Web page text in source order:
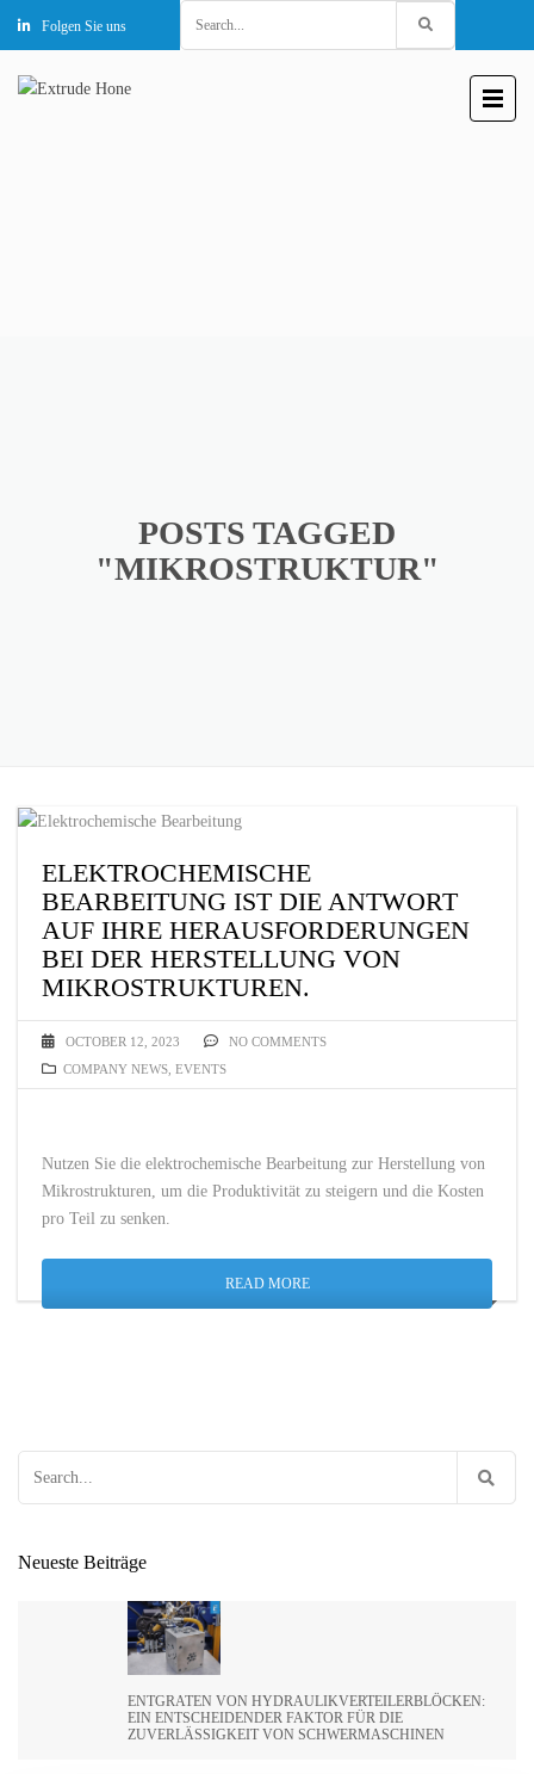
Folgen Sie uns
for:
POSTS TAGGED
"MIKROSTRUKTUR"
ELEKTROCHEMISCHE
BEARBEITUNG IST DIE ANTWORT
AUF IHRE HERAUSFORDERUNGEN
BEI DER HERSTELLUNG VON
MIKROSTRUKTUREN.
OCTOBER 12, 2023
NO COMMENTS
COMPANY NEWS EVENTS
Nutzen Sie die elektrochemische Bearbeitung zur Herstellung von
Mikrostrukturen, um die Produktivität zu steigern und die Kosten
pro Teil zu senken.
READ MORE
Neueste Beiträge
ENTGRATEN VON HYDRAULIKVERTEILERBLÖCKEN:
EIN ENTSCHEIDENDER FAKTOR FÜR DIE
ZUVERLÄSSIGKEIT VON SCHWERMASCHINEN